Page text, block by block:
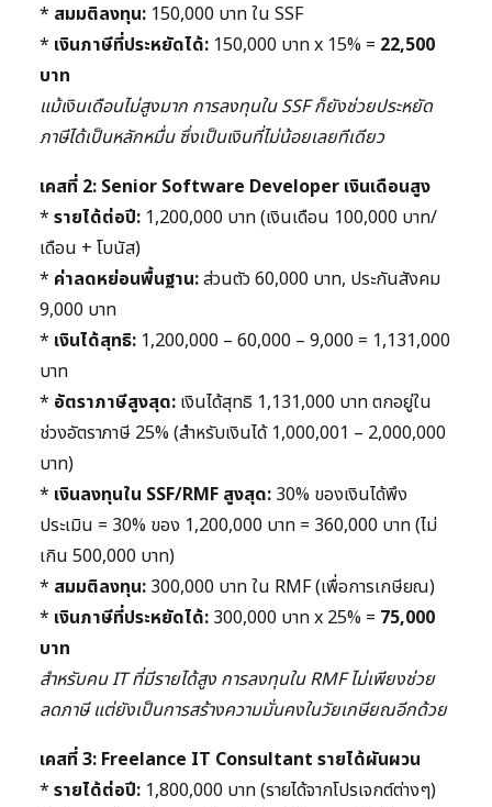
* สมมติลงทุน: 150,000 บาท ใน SSF
* เงินภาษีที่ประหยัดได้: 150,000 บาท x 15% = 22,500
บาท
แม้เงินเดือนไม่สูงมาก การลงทุนใน SSF ก็ยังช่วยประหยัด
ภาษีได้เป็นหลักหมื่น ซึ่งเป็นเงินที่ไม่น้อยเลยทีเดียว
เคสที่ 2: Senior Software Developer เงินเดือนสูง
* รายได้ต่อปี: 1,200,000 บาท (เงินเดือน 100,000 บาท/
เดือน + โบนัส)
* ค่าลดหย่อนพื้นฐาน:ส่วนตัว 60,000 บาท, ประกันสังคม
9,000 บาท
* เงินได้สุทธิ: 1,200,000 – 60,000 – 9,000 = 1,131,000
บาท
* อัตราภาษีสูงสุด: เงินได้สุทธิ 1,131,000 บาท ตกอยู่ใน
ช่วงอัตราภาษี 25% (สำหรับเงินได้ 1,000,001 – 2,000,000
บาท)
* เงินลงทุนใน SSF/RMF สูงสุด: 30% ของเงินได้พึง
ประเมิน = 30% ของ 1,200,000 บาท = 360,000 บาท (ไม่
เกิน 500,000 บาท)
* สมมติลงทุน: 300,000 บาท ใน RMF (เพื่อการเกษียณ)
* เงินภาษีที่ประหยัดได้: 300,000 บาท x 25% = 75,000
บาท
สำหรับคน IT ที่มีรายได้สูง การลงทุนใน RMF ไม่เพียงช่วย
ลดภาษี แต่ยังเป็นการสร้างความมั่นคงในวัยเกษียณอีกด้วย
เคสที่ 3: Freelance IT Consultant รายได้ผันผวน
* รายได้ต่อปี: 1,800,000 บาท (รายได้จากโปรเจกต์ต่างๆ)